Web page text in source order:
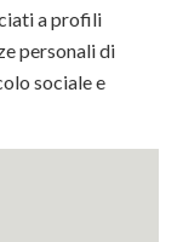
a profili
personali di
sociale e